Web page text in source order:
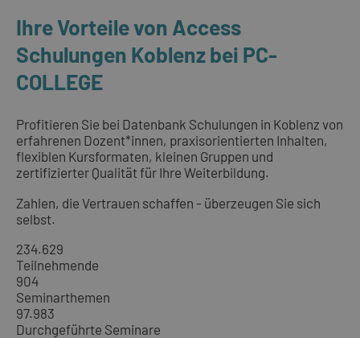
Ihre Vorteile von Access
Schulungen Koblenz bei PC-
COLLEGE
Profitieren Sie bei Datenbank Schulungen in Koblenz von
erfahrenen Dozent*innen, praxisorientierten Inhalten,
flexiblen Kursformaten, kleinen Gruppen und
zertifizierter Qualität für Ihre Weiterbildung.
Zahlen, die Vertrauen schaffen - überzeugen Sie sich
selbst.
234.629
Teilnehmende
904
Seminarthemen
97.983
Durchgeführte Seminare